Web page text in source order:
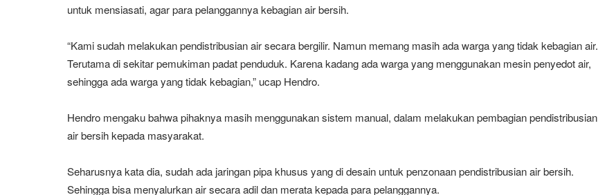
untuk mensiasati, agar para pelanggannya kebagian air bersih.
“Kami sudah melakukan pendistribusian air secara bergilir. Namun memang masih ada warga yang tidak kebagian air.
Terutama di sekitar pemukiman padat penduduk. Karena kadang ada warga yang menggunakan mesin penyedot air,
sehingga ada warga yang tidak kebagian,” ucap Hendro.
Hendro mengaku bahwa pihaknya masih menggunakan sistem manual, dalam melakukan pembagian pendistribusian
air bersih kepada masyarakat.
Seharusnya kata dia, sudah ada jaringan pipa khusus yang di desain untuk penzonaan pendistribusian air bersih.
Sehingga bisa menyalurkan air secara adil dan merata kepada para pelanggannya.